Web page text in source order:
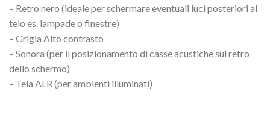
– Retro nero (ideale per schermare eventuali luci posteriori al
telo es. lampade o finestre)
– Grigia Alto contrasto
– Sonora (per il posizionamento di casse acustiche sul retro
dello schermo)
– Tela ALR (per ambienti illuminati)